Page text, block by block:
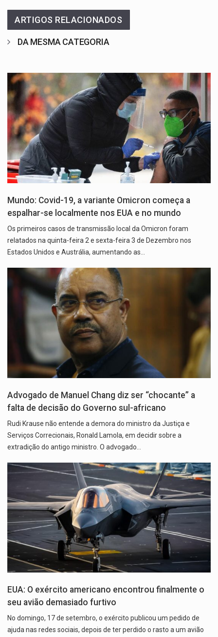
ARTIGOS RELACIONADOS
DA MESMA CATEGORIA
Mundo: Covid-19, a variante Omicron começa a
espalhar-se localmente nos EUA e no mundo
Os primeiros casos de transmissão local da Omicron foram
relatados na quinta-feira 2 e sexta-feira 3 de Dezembro nos
Estados Unidos e Austrália, aumentando as…
Advogado de Manuel Chang diz ser “chocante” a
falta de decisão do Governo sul-africano
Rudi Krause não entende a demora do ministro da Justiça e
Serviços Correcionais, Ronald Lamola, em decidir sobre a
extradição do antigo ministro. O advogado…
EUA: O exército americano encontrou finalmente o
seu avião demasiado furtivo
No domingo, 17 de setembro, o exército publicou um pedido de
ajuda nas redes sociais, depois de ter perdido o rasto a um avião